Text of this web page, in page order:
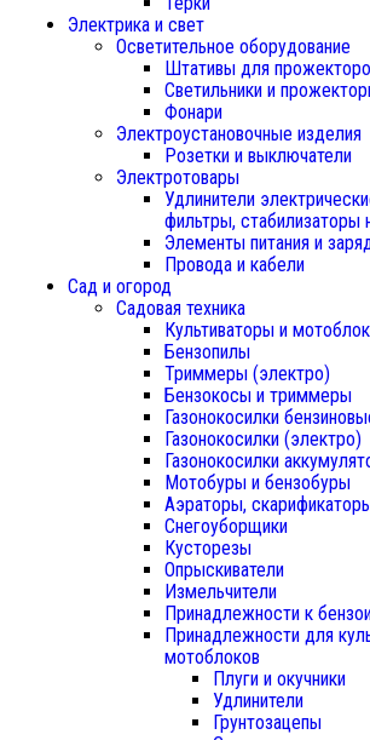
Электрика и свет
Осветительное оборудование
Штативы для
Светильники и
Фонари
Электроустановочные изделия
Розетки и выключатели
Электротовары
Удлинители
фильтры, стабилизаторы
Элементы питания и
Провода и кабели
Сад и огород
Садовая техника
Культиваторы и
Бензопилы
Триммеры (электро)
Бензокосы и триммеры
Газонокосилки
Газонокосилки (электро)
Газонокосилки
Мотобуры и бензобуры
Аэраторы,
Снегоуборщики
Кусторезы
Опрыскиватели
Измельчители
Принадлежности к
Принадлежности для
мотоблоков
Плуги и окучники
Удлинители
Грунтозацепы